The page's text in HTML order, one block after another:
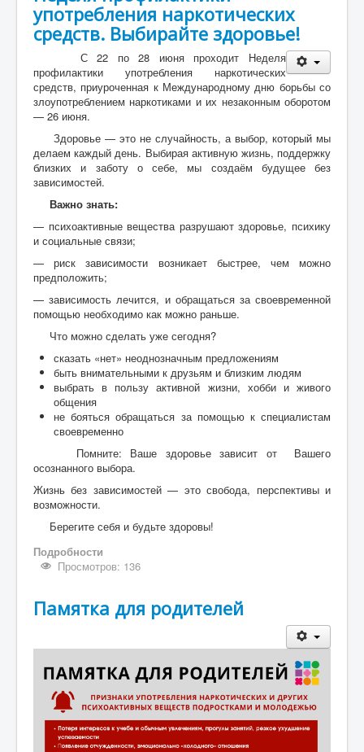
употребления наркотических
средств. Выбирайте здоровье!
С 22 по 28 июня проходит Неделя
профилактики употребления наркотических
средств, приуроченная к Международному дню борьбы со
злоупотреблением наркотиками и их незаконным оборотом
— 26 июня.
Здоровье — это не случайность, а выбор, который мы
делаем каждый день. Выбирая активную жизнь, поддержку
близких и заботу о себе, мы создаём будущее без
зависимостей.
Важно знать:
— психоактивные вещества разрушают здоровье, психику
и социальные связи;
— риск зависимости возникает быстрее, чем можно
предположить;
— зависимость лечится, и обращаться за своевременной
помощью необходимо как можно раньше.
Что можно сделать уже сегодня?
сказать «нет» неоднозначным предложениям
быть внимательными к друзьям и близким людям
выбрать в пользу активной жизни, хобби и живого
общения
не бояться обращаться за помощью к специалистам
своевременно
Помните: Ваше здоровье зависит от Вашего
осознанного выбора.
Жизнь без зависимостей — это свобода, перспективы и
возможности.
Берегите себя и будьте здоровы!
Подробности
Просмотров: 136
Памятка для родителей